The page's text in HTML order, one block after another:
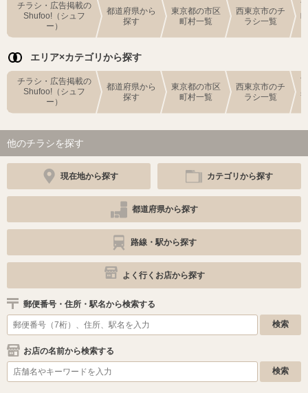
チラシ・広告掲載の
Shufoo!（シュフ
ー）
都道府県から
探す
東京都の市区
町村一覧
西東京市のチ
ラシ一覧
エリア×カテゴリから探す
チラシ・広告掲載の
Shufoo!（シュフ
ー）
都道府県から
探す
東京都の市区
町村一覧
西東京市のチ
ラシ一覧
他のチラシを探す
現在地から探す カテゴリから探す
都道府県から探す
路線・駅から探す
よく行くお店から探す
郵便番号・住所・駅名から検索する
お店の名前から検索する